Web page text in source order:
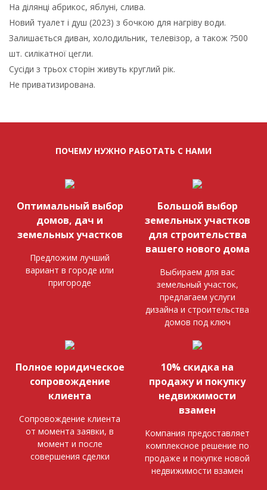
На ділянці абрикос, яблуні, слива.
Новий туалет і душ (2023) з бочкою для нагріву води.
Залишається диван, холодильник, телевізор, а також ?500
шт. силікатної цегли.
Сусіди з трьох сторін живуть круглий рік.
Не приватизирована.
ПОЧЕМУ НУЖНО РАБОТАТЬ С НАМИ
Оптимальный выбор
домов, дач и
земельных участков
Предложим лучший
вариант в городе или
пригороде
Большой выбор
земельных участков
для строительства
вашего нового дома
Выбираем для вас
земельный участок,
предлагаем услуги
дизайна и строительства
домов под ключ
Полное юридическое
сопровождение
клиента
Сопровождение клиента
от момента заявки, в
момент и после
совершения сделки
10% скидка на
продажу и покупку
недвижимости
взамен
Компания предоставляет
комплексное решение по
продаже и покупке новой
недвижимости взамен